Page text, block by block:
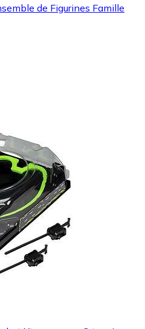
de Figurines Famille